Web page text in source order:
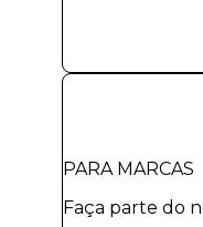
PARA MARCAS
Faça parte do